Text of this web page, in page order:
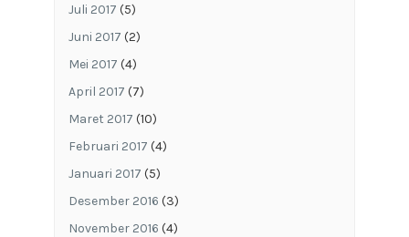
Juli 2017 (5)
Juni 2017 (2)
Mei 2017 (4)
April 2017 (7)
Maret 2017 (10)
Februari 2017 (4)
Januari 2017 (5)
Desember 2016 (3)
November 2016 (4)